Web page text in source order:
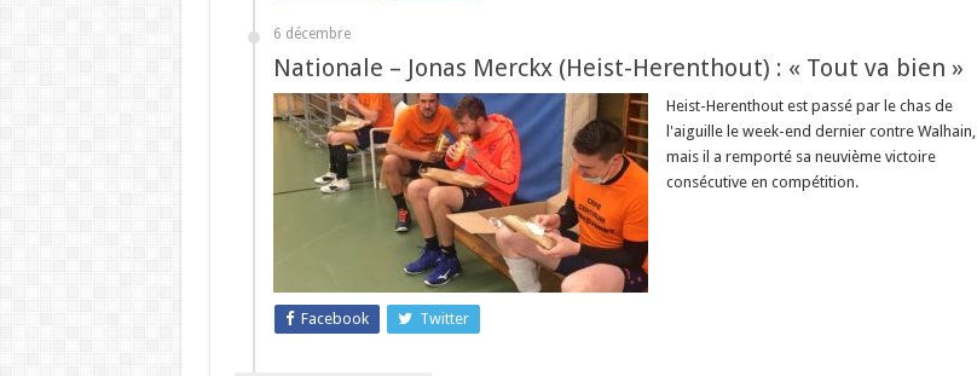
6 décembre
Nationale – Jonas Merckx (Heist-Herenthout) : « Tout va bien »
Heist-Herenthout est passé par le chas de
l'aiguille le week-end dernier contre Walhain,
mais il a remporté sa neuvième victoire
consécutive en compétition.
Facebook Twitter